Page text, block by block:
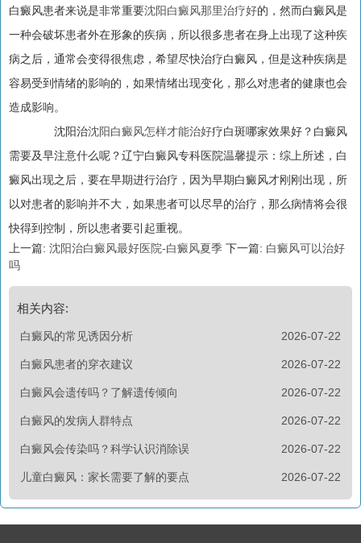
白癜风患者来说是非常重要沈阳白癜风那里治疗好的，然而白癜风是
一种会破坏患者外在形象的疾病，所以很多患者在身上出现了这种疾
病之后，通常会变得很焦虑，希望尽快治疗白癜风，但是这种疾病是
容易受到情绪的影响的，如果情绪出现变化，那么对患者的健康也会
造成影响。
沈阳治沈阳白癜风怎样才能治好疗白斑哪家效果好？白癜风
需要及早注意什么呢？辽宁白癜风专科医院温馨提示：综上所述，白
癜风出现之后，要在早期进行治疗，因为早期白癜风才刚刚出现，所
以对患者的影响并不大，如果患者可以尽早的治疗，那么病情将会很
快得到控制，所以患者要引起重视。
上一篇: 沈阳治白癜风最好医院-白癜风夏季 下一篇: 白癜风可以治好
吗
相关内容:
2026-07-22
白癜风的常见诱因分析
2026-07-22
白癜风患者的穿衣建议
2026-07-22
白癜风会遗传吗？了解遗传倾向
2026-07-22
白癜风的发病人群特点
2026-07-22
白癜风会传染吗？科学认识消除误
2026-07-22
儿童白癜风：家长需要了解的要点